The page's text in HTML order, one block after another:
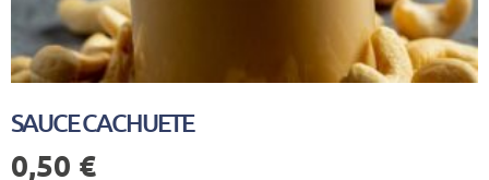
SAUCE CACHUETE
0,50 €